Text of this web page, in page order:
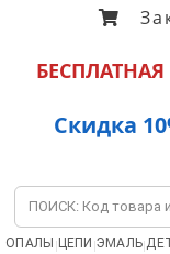
Скидка
ОПАЛЫ | ЦЕПИ |ЭМАЛЬ|